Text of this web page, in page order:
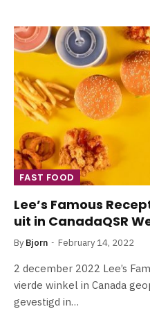
FAST FOOD
Lee’s Famous
uit in CanadaQSR
By Bjorn February 14, 2022
2 december 2022 Lee’s
vierde winkel in Canada
gevestigd in…